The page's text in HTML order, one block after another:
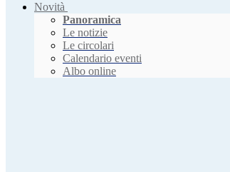
Novità
Panoramica
Le notizie
Le circolari
Calendario eventi
Albo online